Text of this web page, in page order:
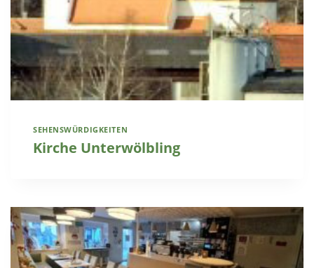
SEHENSWÜRDIGKEITEN
Kirche Unterwölbling